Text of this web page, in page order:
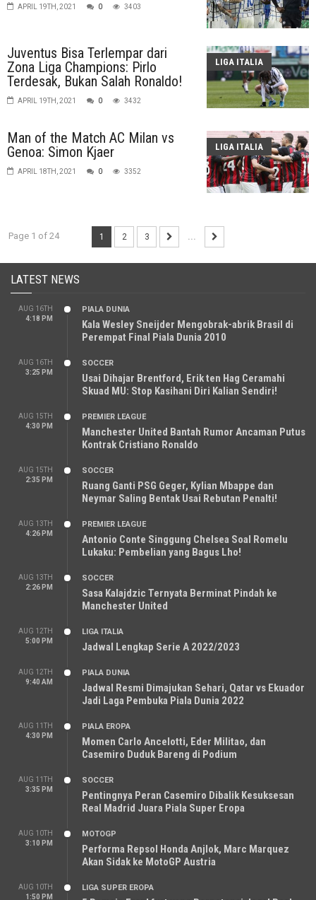
APRIL 19TH, 2021 0 3403
LIGA ITALIA
Juventus Bisa Terlempar dari
Zona Liga Champions: Pirlo
Terdesak, Bukan Salah Ronaldo!
APRIL 19TH, 2021 0 3432
LIGA ITALIA
Man of the Match AC Milan vs
Genoa: Simon Kjaer
APRIL 18TH, 2021 0 3352
Page 1 of 24 1 2 3 ...
LATEST NEWS
AUG 16TH
4:18 PM
PIALA DUNIA
Kala Wesley Sneijder Mengobrak-abrik Brasil di
Perempat Final Piala Dunia 2010
AUG 16TH
3:25 PM
SOCCER
Usai Dihajar Brentford, Erik ten Hag Ceramahi
Skuad MU: Stop Kasihani Diri Kalian Sendiri!
AUG 15TH
4:30 PM
PREMIER LEAGUE
Manchester United Bantah Rumor Ancaman Putus
Kontrak Cristiano Ronaldo
AUG 15TH
2:35 PM
SOCCER
Ruang Ganti PSG Geger, Kylian Mbappe dan
Neymar Saling Bentak Usai Rebutan Penalti!
AUG 13TH
4:26 PM
PREMIER LEAGUE
Antonio Conte Singgung Chelsea Soal Romelu
Lukaku: Pembelian yang Bagus Lho!
AUG 13TH
2:26 PM
SOCCER
Sasa Kalajdzic Ternyata Berminat Pindah ke
Manchester United
AUG 12TH
5:00 PM
LIGA ITALIA
Jadwal Lengkap Serie A 2022/2023
AUG 12TH
9:40 AM
PIALA DUNIA
Jadwal Resmi Dimajukan Sehari, Qatar vs Ekuador
Jadi Laga Pembuka Piala Dunia 2022
AUG 11TH
4:30 PM
PIALA EROPA
Momen Carlo Ancelotti, Eder Militao, dan
Casemiro Duduk Bareng di Podium
AUG 11TH
3:35 PM
SOCCER
Pentingnya Peran Casemiro Dibalik Kesuksesan
Real Madrid Juara Piala Super Eropa
AUG 10TH
3:10 PM
MOTOGP
Performa Repsol Honda Anjlok, Marc Marquez
Akan Sidak ke MotoGP Austria
AUG 10TH
1:50 PM
LIGA SUPER EROPA